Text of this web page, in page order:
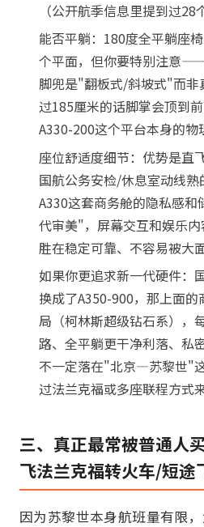
（公开航季信息里提到过28
能否平躺：180度全平躺座
个平面，但你要特别注意
脚兜是"翻板式/斜坡式"而非
过185厘米的话脚掌会顶到
A330-200这个平台本身的
座位舒适度细节：优势是直
国航公务安检/休息室动线
A330这套商务舱的隐私感
代审美"，屏幕交互和娱乐
胜在稳定可靠、不容易被大
如果你更追求新一代硬件：
换成了A350-900，那上面
局（柯林斯超级钻石系），
路、全平躺更干净利落、
不一定落在"北京—苏黎世"
过法兰克福或多座联程方式
三、真正最常被普通人
飞法兰克福转火车/短途
因为苏黎世本身航班量有限